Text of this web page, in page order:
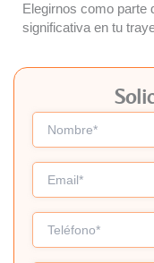
Elegirnos como parte
significativa en tu